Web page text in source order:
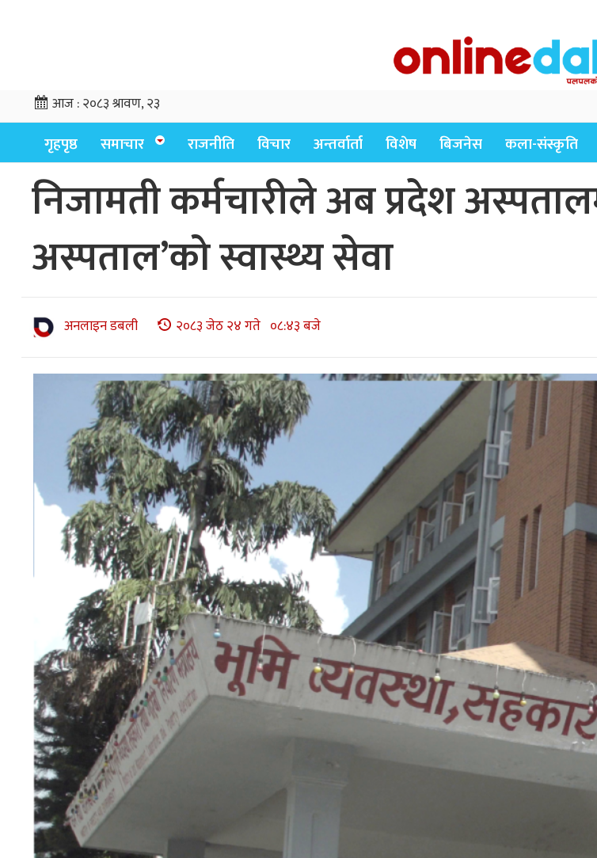
आज :२०८३ श्रावण, २३
गृहपृष्ठ समाचार राजनीति विचार अन्तर्वार्ता विशेष बिजनेस कला-संस्कृति
निजामती कर्मचारीले अब प्रदेश
अस्पताल’को स्वास्थ्य सेवा
अनलाइन डबली २०८३ जेठ २४ गते ०८:४३ बजे